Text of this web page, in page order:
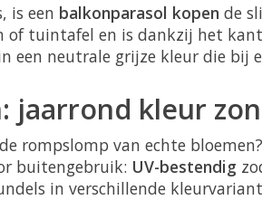
is een balkonparasol kopen de
of tuintafel en is dankzij het
een neutrale grijze kleur die bij
jaarrond kleur
rompslomp van echte bloemen?
buitengebruik: UV-bestendig
in verschillende